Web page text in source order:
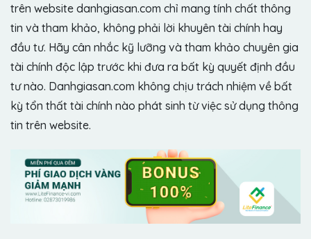
trên website danhgiasan.com chỉ mang tính chất thông
tin và tham khảo, không phải lời khuyên tài chính hay
đầu tư. Hãy cân nhắc kỹ lưỡng và tham khảo chuyên gia
tài chính độc lập trước khi đưa ra bất kỳ quyết định đầu
tư nào. Danhgiasan.com không chịu trách nhiệm về bất
kỳ tổn thất tài chính nào phát sinh từ việc sử dụng thông
tin trên website.